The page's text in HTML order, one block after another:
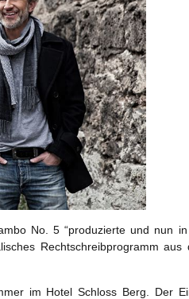
No. 5 “produzierte und nun
Rechtschreibprogramm
im Hotel Schloss Berg. Der